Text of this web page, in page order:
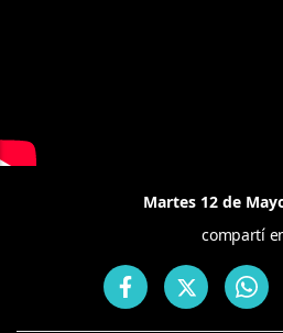
Martes 12 de
compartí